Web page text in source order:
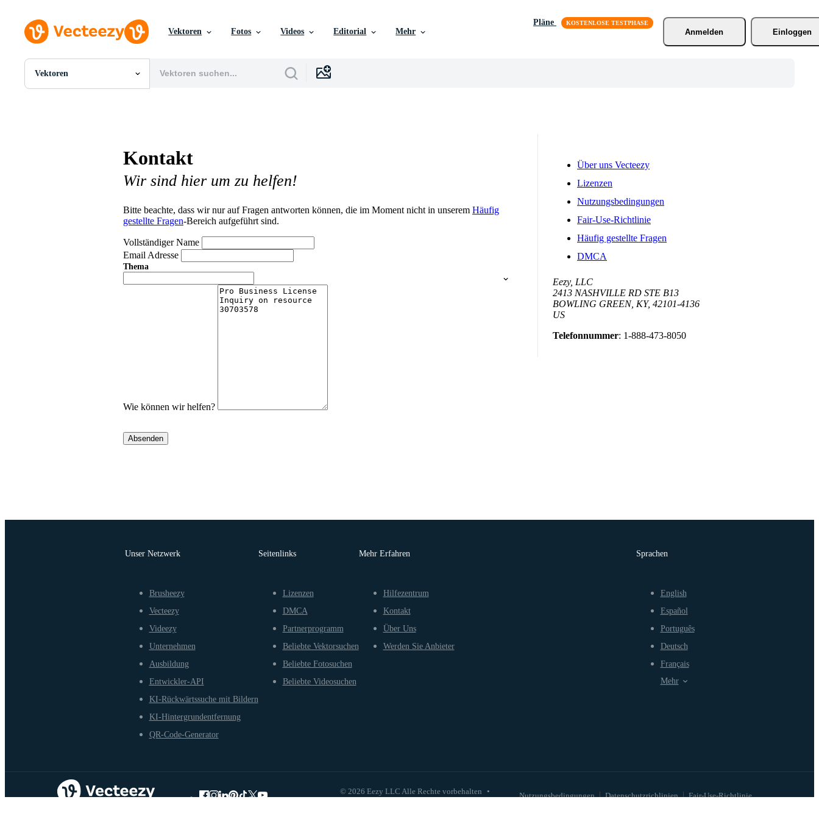
Vektoren Fotos Videos Editorial Mehr
Pläne
Anmelden
Einloggen
Vektoren
Alle Bilder
Redaktionelle Ereignisse
Kontakt
Wir sind hier um zu helfen!
Bitte beachte, dass wir nur auf Fragen antworten können, die im Moment nicht in unserem Häufig
gestellte Fragen-Bereich aufgeführt sind.
Vollständiger Name
Email Adresse
Thema
Wie können wir helfen?
Absenden
Über uns Vecteezy
Lizenzen
Nutzungsbedingungen
Fair-Use-Richtlinie
Häufig gestellte Fragen
DMCA
Eezy, LLC
2413 NASHVILLE RD STE B13
BOWLING GREEN, KY, 42101-4136
US
Telefonnummer: 1-888-473-8050
Unser Netzwerk
Brusheezy
Vecteezy
Videezy
Unternehmen
Ausbildung
Entwickler-API
KI-Rückwärtssuche mit Bildern
KI-Hintergrundentfernung
QR-Code-Generator
Seitenlinks
Lizenzen
DMCA
Partnerprogramm
Beliebte Vektorsuchen
Beliebte Fotosuchen
Beliebte Videosuchen
Mehr Erfahren
Hilfezentrum
Kontakt
Über Uns
Werden Sie Anbieter
© 2026 Eezy LLC Alle Rechte vorbehalten • Nutzungsbedingungen Datenschutzrichlinien Fair-Use-Richtlinie
Sprachen
English
Español
Português
Deutsch
Français
Mehr